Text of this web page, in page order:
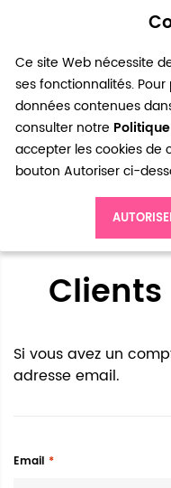
Ce site Web nécessite
ses fonctionnalités.
données contenues
consulter notre
accepter les cookies de
bouton Autoriser ci-
Si vous avez un
adresse email.
Email